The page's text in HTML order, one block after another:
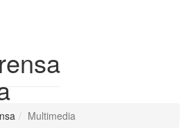
Multimedia